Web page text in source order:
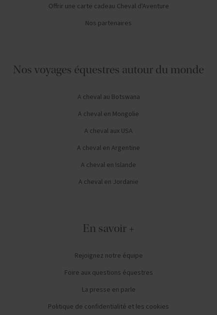
Offrir une carte cadeau Cheval d'Aventure
Nos partenaires
Nos voyages équestres autour du monde
A cheval au Botswana
A cheval en Mongolie
A cheval aux USA
A cheval en Argentine
A cheval en Islande
A cheval en Jordanie
En savoir +
Rejoignez notre équipe
Foire aux questions équestres
La presse en parle
Politique de confidentialité et les cookies